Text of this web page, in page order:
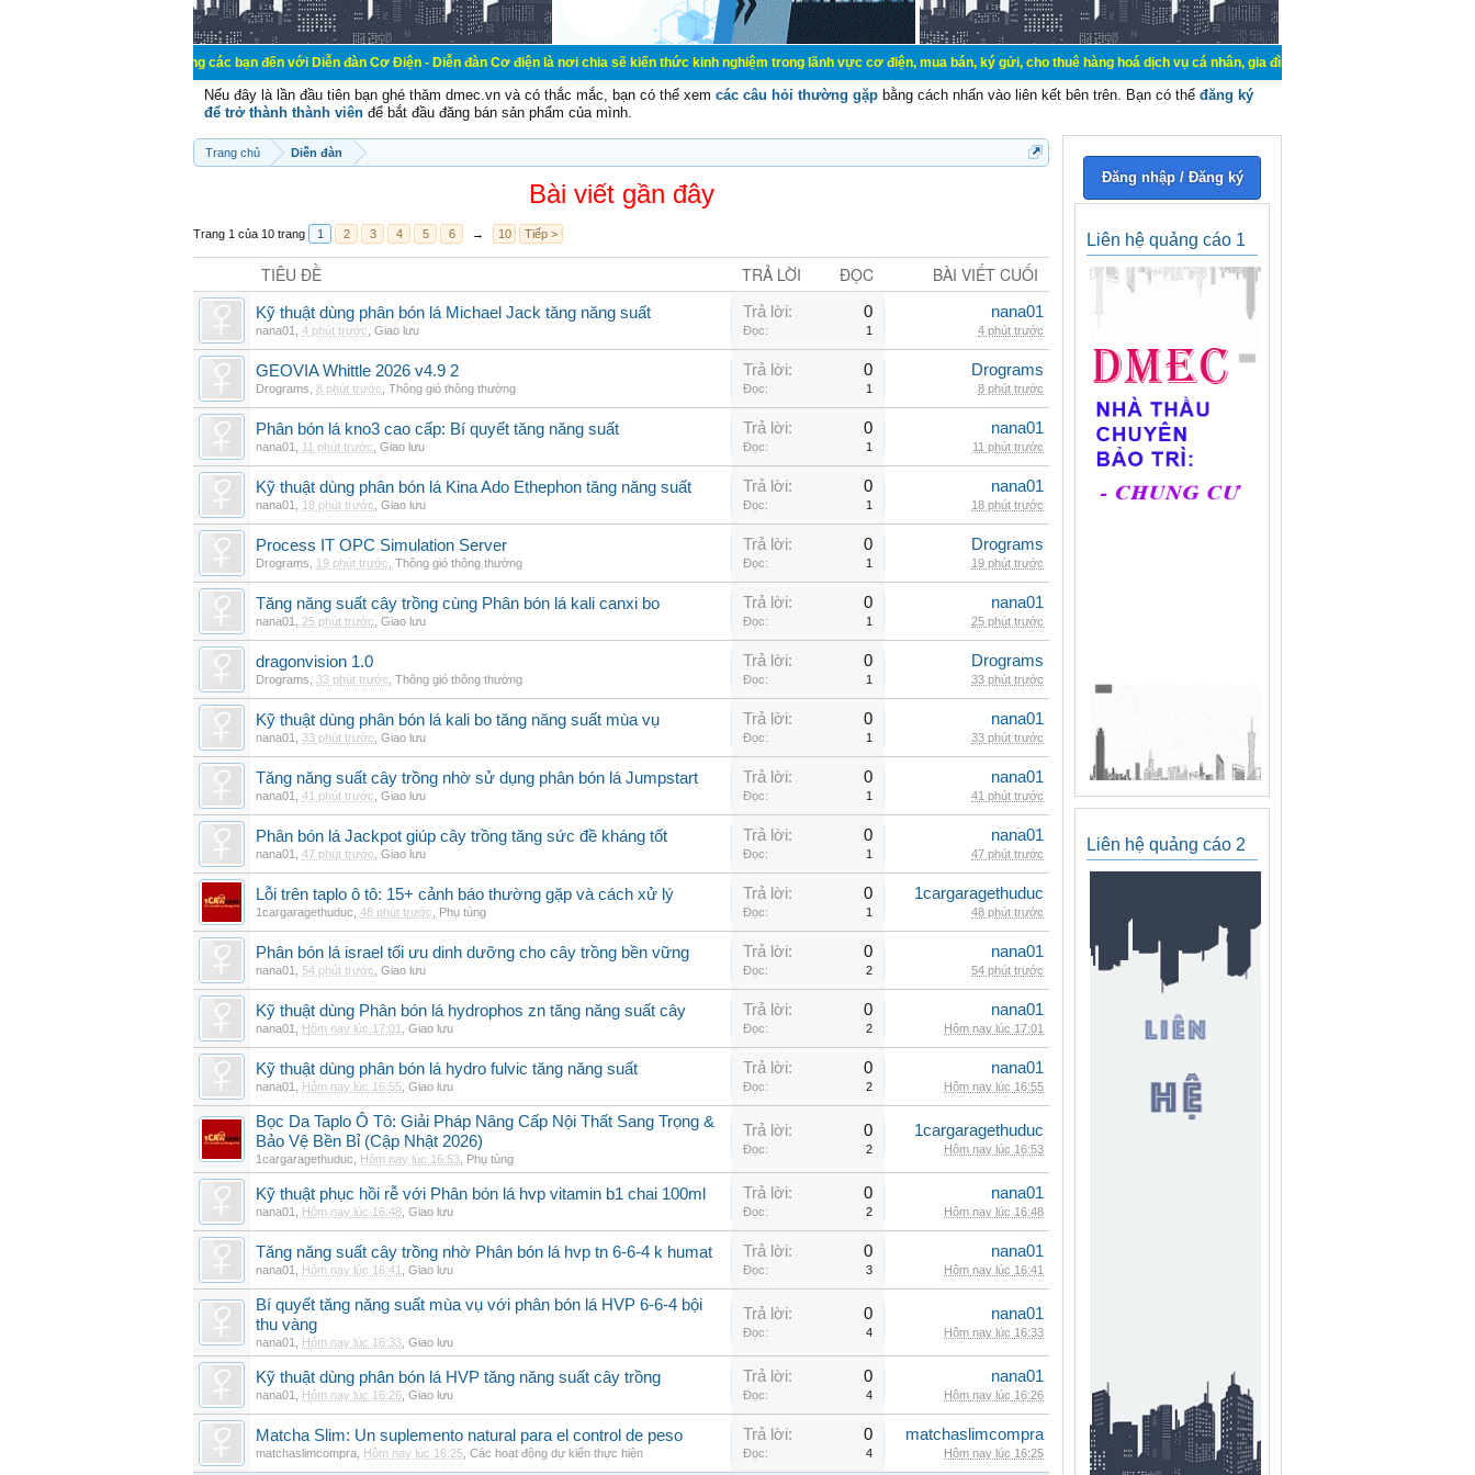
Chào mừng các bạn đến với Diễn đàn Cơ Điện - Diễn đàn Cơ điện là nơi chia sẽ kiến thức kinh nghiệm trong lãnh vực cơ điện, mua bán, ký gửi, cho thuê hàng hoá dịch vụ cá nhân, gia đình. Mua bán, ký gửi, cho thuê thiết bị
Nếu đây là lần đầu tiên bạn ghé thăm dmec.vn và có thắc mắc, bạn có thể xem các câu hỏi thường gặp bằng cách nhấn vào liên kết bên trên. Bạn có thể đăng ký
để trở thành thành viên để bắt đầu đăng bán sản phẩm của mình.
Trang chủ Diễn đàn
Bài viết gần đây
Trang 1 của 10 trang 1 2 3 4 5 6 → 10 Tiếp >
TIÊU ĐỀ TRẢ LỜI ĐỌC BÀI VIẾT CUỐI
Kỹ thuật dùng phân bón lá Michael Jack tăng năng suất
nana01 4 phút trước Giao lưu
Trả lời: 0
Đọc: 1
nana01
4 phút trước
GEOVIA Whittle 2026 v4.9 2
Drograms 8 phút trước Thông gió thông thường
Trả lời: 0
Đọc: 1
Drograms
8 phút trước
Phân bón lá kno3 cao cấp: Bí quyết tăng năng suất
nana01 11 phút trước Giao lưu
Trả lời: 0
Đọc: 1
nana01
11 phút trước
Kỹ thuật dùng phân bón lá Kina Ado Ethephon tăng năng suất
nana01 18 phút trước Giao lưu
Trả lời: 0
Đọc: 1
nana01
18 phút trước
Process IT OPC Simulation Server
Drograms 19 phút trước Thông gió thông thường
Trả lời: 0
Đọc: 1
Drograms
19 phút trước
Tăng năng suất cây trồng cùng Phân bón lá kali canxi bo
nana01 25 phút trước Giao lưu
Trả lời: 0
Đọc: 1
nana01
25 phút trước
dragonvision 1.0
Drograms 33 phút trước Thông gió thông thường
Trả lời: 0
Đọc: 1
Drograms
33 phút trước
Kỹ thuật dùng phân bón lá kali bo tăng năng suất mùa vụ
nana01 33 phút trước Giao lưu
Trả lời: 0
Đọc: 1
nana01
33 phút trước
Tăng năng suất cây trồng nhờ sử dụng phân bón lá Jumpstart
nana01 41 phút trước Giao lưu
Trả lời: 0
Đọc: 1
nana01
41 phút trước
Phân bón lá Jackpot giúp cây trồng tăng sức đề kháng tốt
nana01 47 phút trước Giao lưu
Trả lời: 0
Đọc: 1
nana01
47 phút trước
Lỗi trên taplo ô tô: 15+ cảnh báo thường gặp và cách xử lý
1cargaragethuduc 48 phút trước Phụ tùng
Trả lời: 0
Đọc: 1
1cargaragethuduc
48 phút trước
Phân bón lá israel tối ưu dinh dưỡng cho cây trồng bền vững
nana01 54 phút trước Giao lưu
Trả lời: 0
Đọc: 2
nana01
54 phút trước
Kỹ thuật dùng Phân bón lá hydrophos zn tăng năng suất cây
nana01 Hôm nay lúc 17:01 Giao lưu
Trả lời: 0
Đọc: 2
nana01
Hôm nay lúc 17:01
Kỹ thuật dùng phân bón lá hydro fulvic tăng năng suất
nana01 Hôm nay lúc 16:55 Giao lưu
Trả lời: 0
Đọc: 2
nana01
Hôm nay lúc 16:55
Bọc Da Taplo Ô Tô: Giải Pháp Nâng Cấp Nội Thất Sang Trọng &
Bảo Vệ Bền Bỉ (Cập Nhật 2026)
1cargaragethuduc Hôm nay lúc 16:53 Phụ tùng
Trả lời: 0
Đọc: 2
1cargaragethuduc
Hôm nay lúc 16:53
Kỹ thuật phục hồi rễ với Phân bón lá hvp vitamin b1 chai 100ml
nana01 Hôm nay lúc 16:48 Giao lưu
Trả lời: 0
Đọc: 2
nana01
Hôm nay lúc 16:48
Tăng năng suất cây trồng nhờ Phân bón lá hvp tn 6-6-4 k humat
nana01 Hôm nay lúc 16:41 Giao lưu
Trả lời: 0
Đọc: 3
nana01
Hôm nay lúc 16:41
Bí quyết tăng năng suất mùa vụ với phân bón lá HVP 6-6-4 bội
thu vàng
nana01 Hôm nay lúc 16:33 Giao lưu
Trả lời: 0
Đọc: 4
nana01
Hôm nay lúc 16:33
Kỹ thuật dùng phân bón lá HVP tăng năng suất cây trồng
nana01 Hôm nay lúc 16:26 Giao lưu
Trả lời: 0
Đọc: 4
nana01
Hôm nay lúc 16:26
Matcha Slim: Un suplemento natural para el control de peso
matchaslimcompra Hôm nay lúc 16:25 Các hoạt động dự kiến thực hiện
Trả lời: 0
Đọc: 4
matchaslimcompra
Hôm nay lúc 16:25
Đăng nhập / Đăng ký
Liên hệ quảng cáo 1
Liên hệ quảng cáo 2